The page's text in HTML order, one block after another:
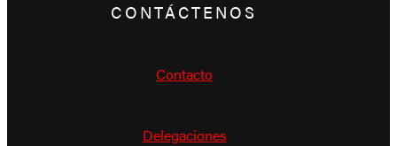
CONTÁCTENOS
Contacto
Delegaciones